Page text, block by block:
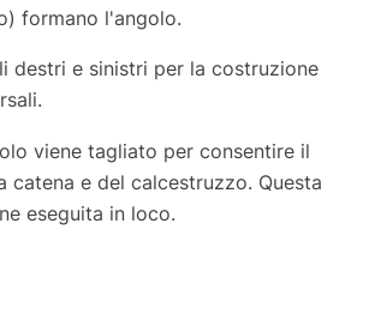
formano l'angolo.
destri e sinistri per la costruzione
viene tagliato per consentire il
catena e del calcestruzzo. Questa
eseguita in loco.